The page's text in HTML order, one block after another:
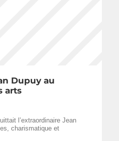
Dupuy au
arts
l’extraordinaire Jean
charismatique et